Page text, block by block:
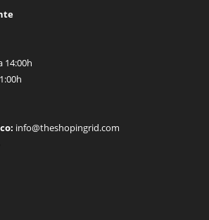
14:00h
info@theshopingrid.com